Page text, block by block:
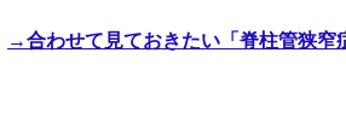
→合わせて見ておきたい「脊柱管狭窄